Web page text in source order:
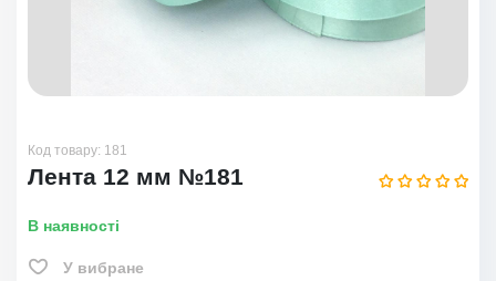
Код товару: 181
Лента 12 мм №181
В наявності
У вибране